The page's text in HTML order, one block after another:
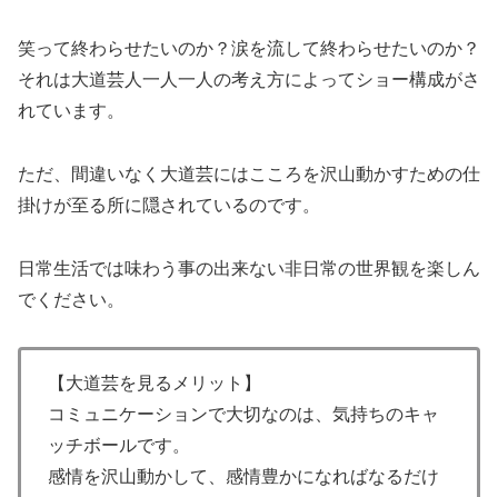
笑って終わらせたいのか？涙を流して終わらせたいのか？
それは大道芸人一人一人の考え方によってショー構成がさ
れています。
ただ、間違いなく大道芸にはこころを沢山動かすための仕
掛けが至る所に隠されているのです。
日常生活では味わう事の出来ない非日常の世界観を楽しん
でください。
【大道芸を見るメリット】
コミュニケーションで大切なのは、気持ちのキャ
ッチボールです。
感情を沢山動かして、感情豊かになればなるだけ